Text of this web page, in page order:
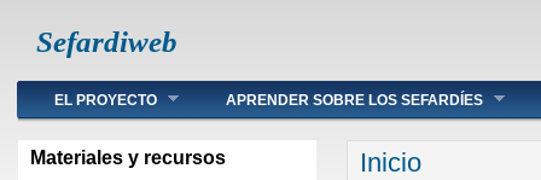
Sefardiweb
Main menu
EL PROYECTO APRENDER SOBRE LOS SEFARDÍES
Materiales y recursos Se encuentra
Inicio